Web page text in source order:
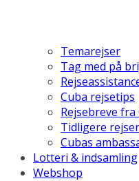
Temarejser
Tag med på
Cuba rejsetips
Rejsebreve fra
Tidligere rejser
Cubas
Lotteri & indsamling
Webshop